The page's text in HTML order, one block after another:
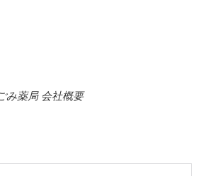
み薬局 会社概要